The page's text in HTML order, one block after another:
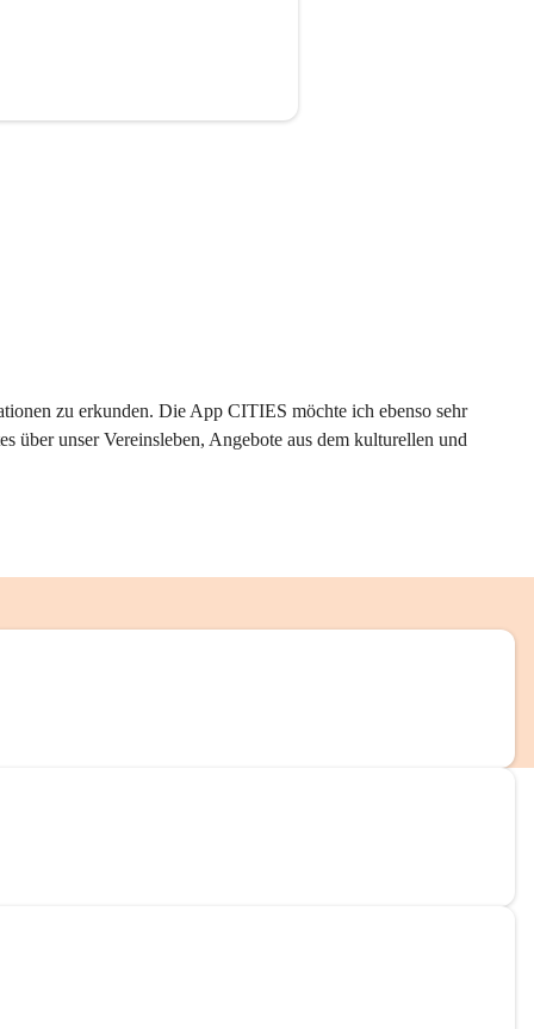
zu erkunden. Die App CITIES möchte ich ebenso sehr
über unser Vereinsleben, Angebote aus dem kulturellen und